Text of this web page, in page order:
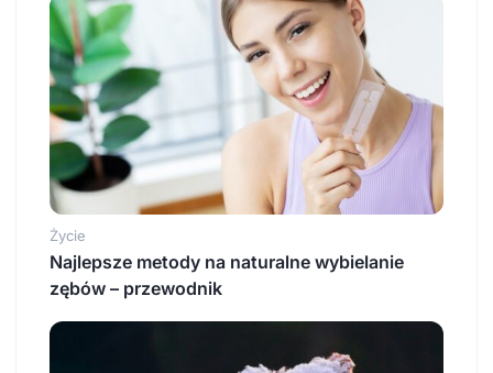
Życie
Najlepsze metody na naturalne wybielanie
zębów – przewodnik